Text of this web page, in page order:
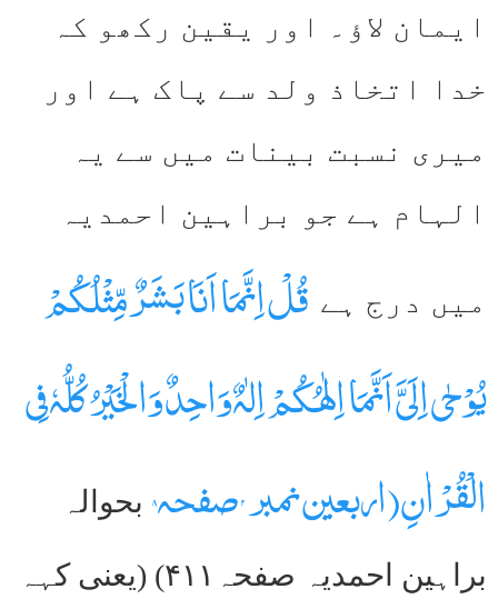
ایمان لاؤ۔ اور یقین رکھو کہ
خدا اتخاذ ولد سے پاک ہے اور
میری نسبت بینات میں سے یہ
الہام ہے جو براہین احمدیہ
میں درج ہے قُلْ اِنَّمَا اَنَا بَشَرٌ مِّثْلُکُمْ
یُوْحٰی اِلَیَّ اَنَّمَا اِلٰھُکُمْ اِلٰہٌ وَاحِدٌ وَالْخَیْرُ کُلُّہٗ فِی
الْقُرْاٰنِ(اربعین نمبر ۲ صفحہ۸
بحوالہ
براہین احمدیہ صفحہ۴۱۱) (یعنی کہہ